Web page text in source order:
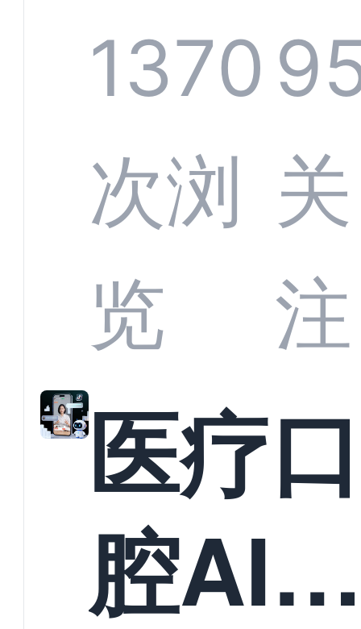
定义行
业标
准？
螂科技
CRM
何助力
教育机
构实现
1370
次浏
览
关
注
医疗口
腔AI